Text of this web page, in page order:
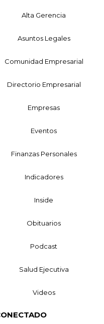
Alta Gerencia
Asuntos Legales
Comunidad Empresarial
Directorio Empresarial
Empresas
Eventos
Finanzas Personales
Indicadores
Inside
Obituarios
Podcast
Salud Ejecutiva
Videos